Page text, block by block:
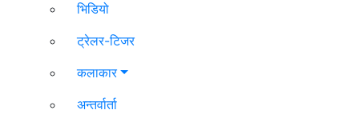
भिडियो
ट्रेलर-टिजर
कलाकार
अन्तर्वार्ता